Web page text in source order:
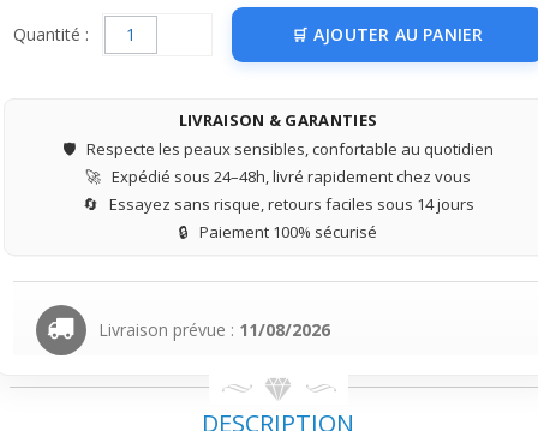
Quantité : AJOUTER AU PANIER
LIVRAISON & GARANTIES
🛡️ Respecte les peaux sensibles, confortable au quotidien
🚀 Expédié sous 24–48h, livré rapidement chez vous
🔄 Essayez sans risque, retours faciles sous 14 jours
🔒 Paiement 100% sécurisé
Livraison prévue : 11/08/2026
DESCRIPTION